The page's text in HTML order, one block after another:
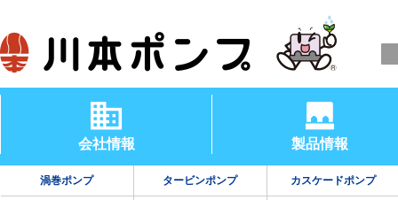
会社情報 製品情報
渦巻ポンプ タービンポンプ カスケードポンプ